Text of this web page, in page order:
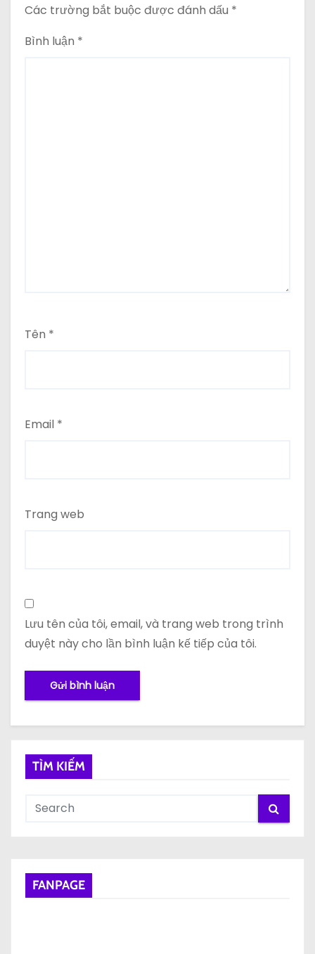
Các trường bắt buộc được đánh dấu *
Bình luận *
Tên *
Email *
Trang web
Lưu tên của tôi, email, và trang web trong trình
duyệt này cho lần bình luận kế tiếp của tôi.
TÌM KIẾM
FANPAGE